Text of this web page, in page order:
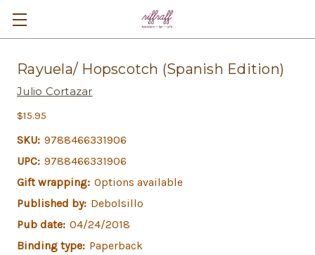
Rayuela/ Hopscotch (Spanish Edition)
Julio Cortazar
$15.95
SKU: 9788466331906
UPC: 9788466331906
Gift wrapping: Options available
Published by: Debolsillo
Pub date: 04/24/2018
Binding type: Paperback